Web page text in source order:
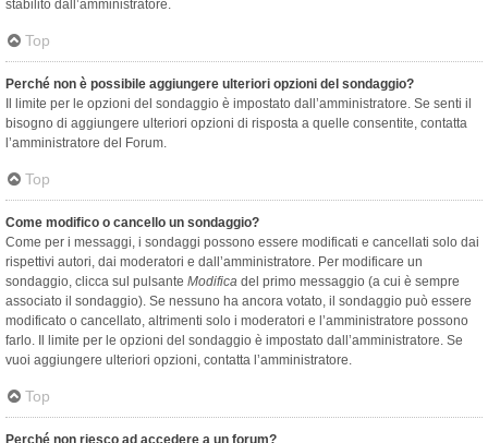
stabilito dall’amministratore.
Top
Perché non è possibile aggiungere ulteriori opzioni del sondaggio?
Il limite per le opzioni del sondaggio è impostato dall’amministratore. Se senti il
bisogno di aggiungere ulteriori opzioni di risposta a quelle consentite, contatta
l’amministratore del Forum.
Top
Come modifico o cancello un sondaggio?
Come per i messaggi, i sondaggi possono essere modificati e cancellati solo dai
rispettivi autori, dai moderatori e dall’amministratore. Per modificare un
sondaggio, clicca sul pulsante Modifica del primo messaggio (a cui è sempre
associato il sondaggio). Se nessuno ha ancora votato, il sondaggio può essere
modificato o cancellato, altrimenti solo i moderatori e l’amministratore possono
farlo. Il limite per le opzioni del sondaggio è impostato dall’amministratore. Se
vuoi aggiungere ulteriori opzioni, contatta l’amministratore.
Top
Perché non riesco ad accedere a un forum?